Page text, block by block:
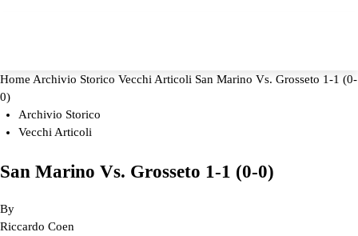
Home Archivio Storico Vecchi Articoli San Marino Vs. Grosseto 1-1 (0-
0)
Archivio Storico
Vecchi Articoli
San Marino Vs. Grosseto 1-1 (0-0)
By
Riccardo Coen